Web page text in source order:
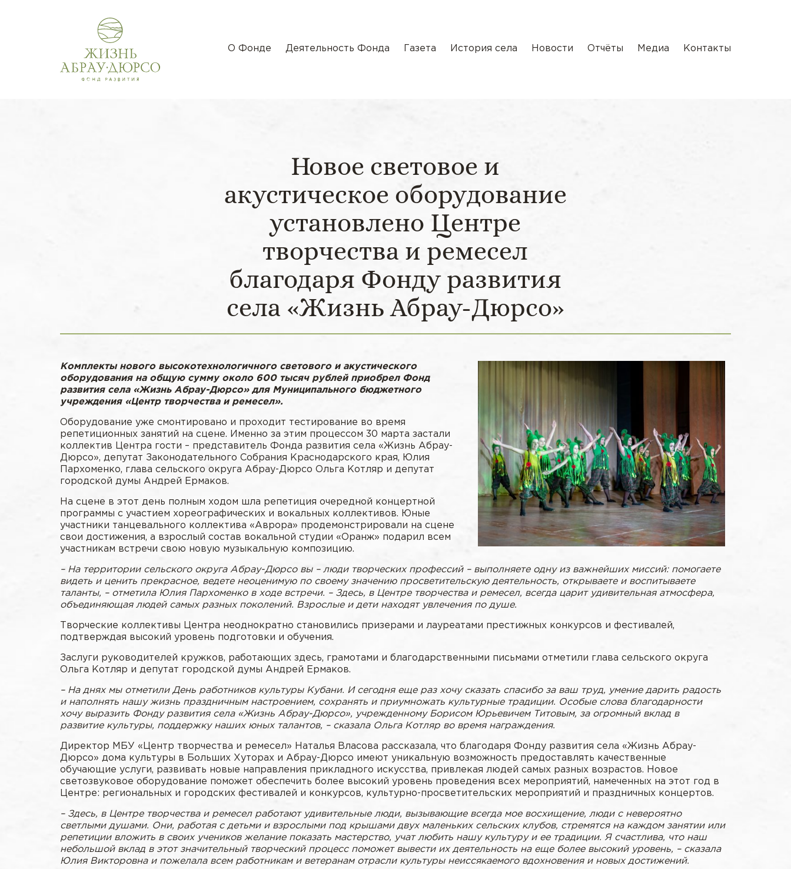
О Фонде Деятельность Фонда Газета История села Новости Отчёты Медиа Контакты
Новое световое и
акустическое оборудование
установлено Центре
творчества и ремесел
благодаря Фонду развития
села «Жизнь Абрау-Дюрсо»
Комплекты нового высокотехнологичного светового и акустического
оборудования на общую сумму около 600 тысяч рублей приобрел Фонд
развития села «Жизнь Абрау-Дюрсо» для Муниципального бюджетного
учреждения «Центр творчества и ремесел».
Оборудование уже смонтировано и проходит тестирование во время
репетиционных занятий на сцене. Именно за этим процессом 30 марта застали
коллектив Центра гости – представитель Фонда развития села «Жизнь Абрау-
Дюрсо», депутат Законодательного Собрания Краснодарского края, Юлия
Пархоменко, глава сельского округа Абрау-Дюрсо Ольга Котляр и депутат
городской думы Андрей Ермаков.
На сцене в этот день полным ходом шла репетиция очередной концертной
программы с участием хореографических и вокальных коллективов. Юные
участники танцевального коллектива «Аврора» продемонстрировали на сцене
свои достижения, а взрослый состав вокальной студии «Оранж» подарил всем
участникам встречи свою новую музыкальную композицию.
– На территории сельского округа Абрау-Дюрсо вы – люди творческих профессий – выполняете одну из важнейших миссий: помогаете
видеть и ценить прекрасное, ведете неоценимую по своему значению просветительскую деятельность, открываете и воспитываете
таланты, – отметила Юлия Пархоменко в ходе встречи. – Здесь, в Центре творчества и ремесел, всегда царит удивительная атмосфера,
объединяющая людей самых разных поколений. Взрослые и дети находят увлечения по душе.
Творческие коллективы Центра неоднократно становились призерами и лауреатами престижных конкурсов и фестивалей,
подтверждая высокий уровень подготовки и обучения.
Заслуги руководителей кружков, работающих здесь, грамотами и благодарственными письмами отметили глава сельского округа
Ольга Котляр и депутат городской думы Андрей Ермаков.
– На днях мы отметили День работников культуры Кубани. И сегодня еще раз хочу сказать спасибо за ваш труд, умение дарить радость
и наполнять нашу жизнь праздничным настроением, сохранять и приумножать культурные традиции. Особые слова благодарности
хочу выразить Фонду развития села «Жизнь Абрау-Дюрсо», учрежденному Борисом Юрьевичем Титовым, за огромный вклад в
развитие культуры, поддержку наших юных талантов, – сказала Ольга Котляр во время награждения.
Директор МБУ «Центр творчества и ремесел» Наталья Власова рассказала, что благодаря Фонду развития села «Жизнь Абрау-
Дюрсо» дома культуры в Больших Хуторах и Абрау-Дюрсо имеют уникальную возможность предоставлять качественные
обучающие услуги, развивать новые направления прикладного искусства, привлекая людей самых разных возрастов. Новое
светозвуковое оборудование поможет обеспечить более высокий уровень проведения всех мероприятий, намеченных на этот год в
Центре: региональных и городских фестивалей и конкурсов, культурно-просветительских мероприятий и праздничных концертов.
– Здесь, в Центре творчества и ремесел работают удивительные люди, вызывающие всегда мое восхищение, люди с невероятно
светлыми душами. Они, работая с детьми и взрослыми под крышами двух маленьких сельских клубов, стремятся на каждом занятии или
репетиции вложить в своих учеников желание показать мастерство, учат любить нашу культуру и ее традиции. Я счастлива, что наш
небольшой вклад в этот значительный творческий процесс поможет вывести их деятельность на еще более высокий уровень, – сказала
Юлия Викторовна и пожелала всем работникам и ветеранам отрасли культуры неиссякаемого вдохновения и новых достижений.